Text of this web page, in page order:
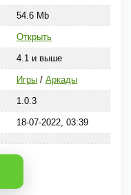
54.6 Mb
Открыть
4.1 и выше
Игры/ Аркады
1.0.3
18-07-2022, 03:39